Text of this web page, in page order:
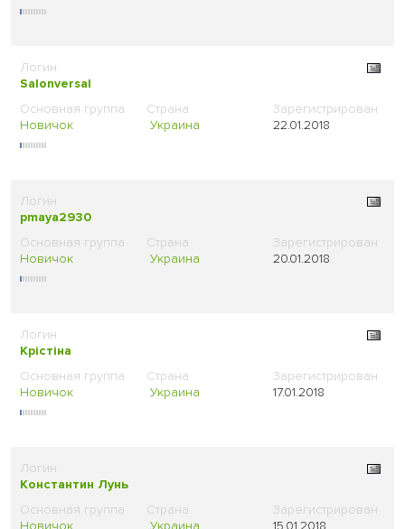
Salonversal
Новичок Украина 22.01.2018
pmaya2930
Новичок Украина 20.01.2018
Крістіна
Новичок Украина 17.01.2018
Константин Лунь
Новичок Украина 15.01.2018